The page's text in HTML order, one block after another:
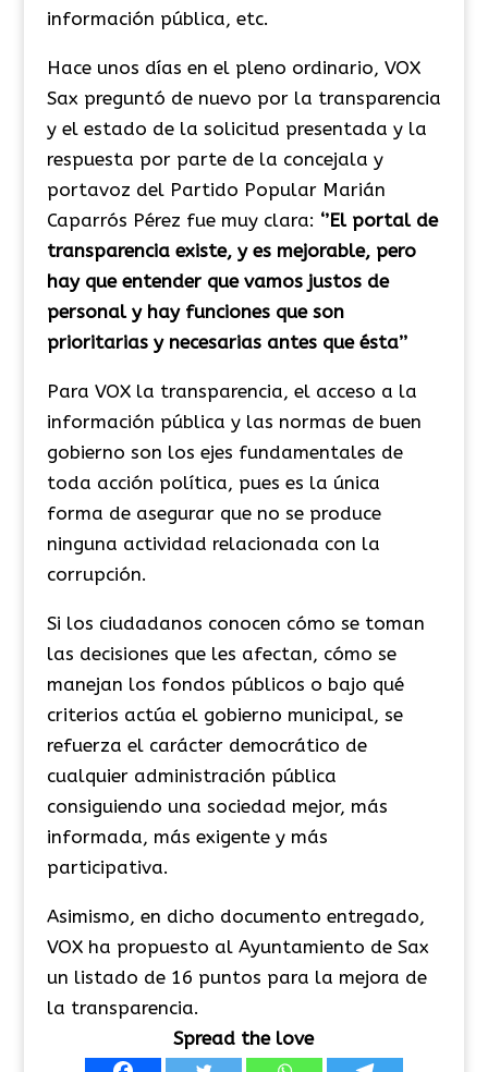
información pública, etc.
Hace unos días en el pleno ordinario, VOX
Sax preguntó de nuevo por la transparencia
y el estado de la solicitud presentada y la
respuesta por parte de la concejala y
portavoz del Partido Popular Marián
Caparrós Pérez fue muy clara: ‘’El portal de
transparencia existe, y es mejorable, pero
hay que entender que vamos justos de
personal y hay funciones que son
prioritarias y necesarias antes que ésta’’
Para VOX la transparencia, el acceso a la
información pública y las normas de buen
gobierno son los ejes fundamentales de
toda acción política, pues es la única
forma de asegurar que no se produce
ninguna actividad relacionada con la
corrupción.
Si los ciudadanos conocen cómo se toman
las decisiones que les afectan, cómo se
manejan los fondos públicos o bajo qué
criterios actúa el gobierno municipal, se
refuerza el carácter democrático de
cualquier administración pública
consiguiendo una sociedad mejor, más
informada, más exigente y más
participativa.
Asimismo, en dicho documento entregado,
VOX ha propuesto al Ayuntamiento de Sax
un listado de 16 puntos para la mejora de
la transparencia.
Spread the love